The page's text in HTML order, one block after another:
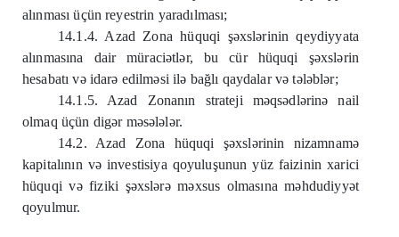
alınması üçün reyestrin yaradılması;
14.1.4. Azad Zona hüquqi şəxslərinin qeydiyyata
alınmasına dair müraciətlər, bu cür hüquqi şəxslərin
hesabatı və idarə edilməsi ilə bağlı qaydalar və tələblər;
14.1.5. Azad Zonanın strateji məqsədlərinə nail
olmaq üçün digər məsələlər.
14.2. Azad Zona hüquqi şəxslərinin nizamnamə
kapitalının və investisiya qoyuluşunun yüz faizinin xarici
hüquqi və fiziki şəxslərə məxsus olmasına məhdudiyyət
qoyulmur.